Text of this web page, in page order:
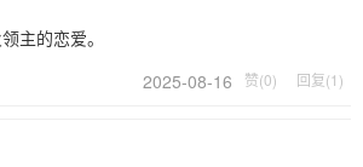
主的恋爱。
2025-08-16
赞(0) 回复(1)